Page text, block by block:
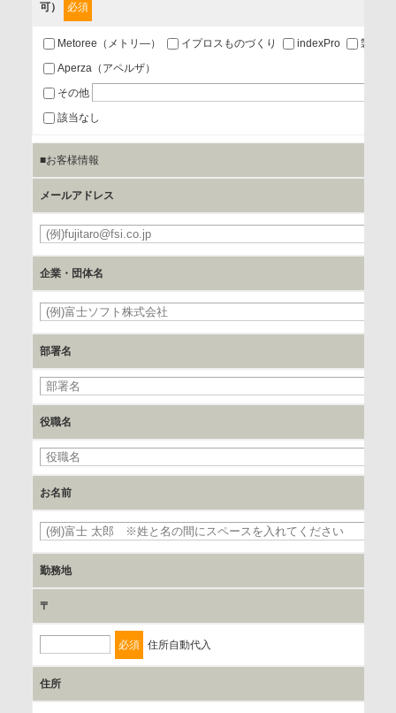
第三者提供の有無
あり
a.個人情報の提供・利用目的
当該企業/団体のサービス等のご案内及び当該企業/団体からの
お客様のご氏名、フリガナ、企業・団体名、部署名、役職、
郵便番号、住所、電話番号、FAX番号、メールアドレス
書類の送付又は電子的な方法
d.提供先および管理者
当社とイベント/セミナーを共同で開催する企業/団体
当社と当該企業/団体とは、個人情報取扱に関する覚書の締結
委託の有無
なし
ご本人からの求めにより、当社が保有する保有個人データの
利用目的の通知、開示、内容の訂正、追加または削除、利用
の停止、消去および 第三者への提供の停止（「開示等」とい
可） 必須
Metoree（メトリ―） イプロスものづくり indexPro
製品ナ
Aperza（アペルザ）
その他
該当なし
■お客様情報
メールアドレス
企業・団体名
部署名
役職名
お名前
勤務地
〒
必須 住所自動代入
住所